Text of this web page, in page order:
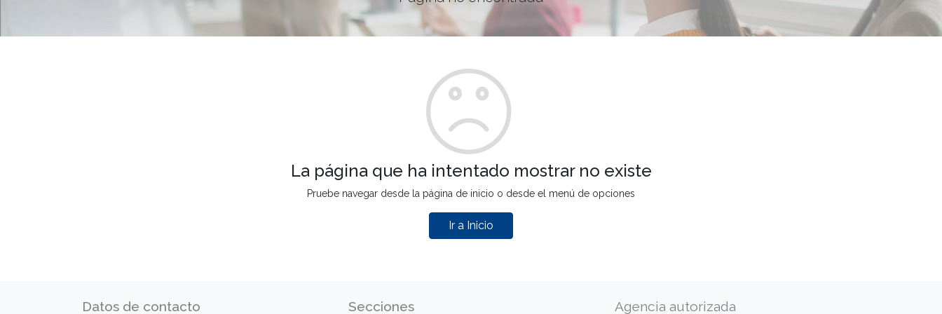
La página que ha intentado mostrar no existe
Pruebe navegar desde la página de inicio o desde el menú de opciones
Ir a Inicio
Datos de contacto Secciones Agencia autorizada